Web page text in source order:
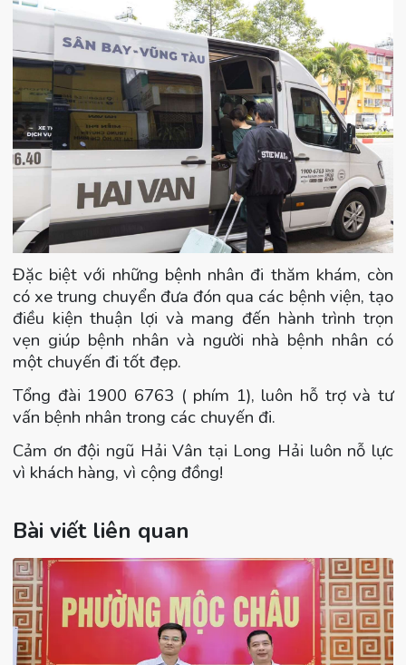
Đặc biệt với những bệnh nhân đi thăm khám, còn
có xe trung chuyển đưa đón qua các bệnh viện, tạo
điều kiện thuận lợi và mang đến hành trình trọn
vẹn giúp bệnh nhân và người nhà bệnh nhân có
một chuyến đi tốt đẹp.
Tổng đài 1900 6763 ( phím 1), luôn hỗ trợ và tư
vấn bệnh nhân trong các chuyến đi.
Cảm ơn đội ngũ Hải Vân tại Long Hải luôn nỗ lực
vì khách hàng, vì cộng đồng!
Bài viết liên quan